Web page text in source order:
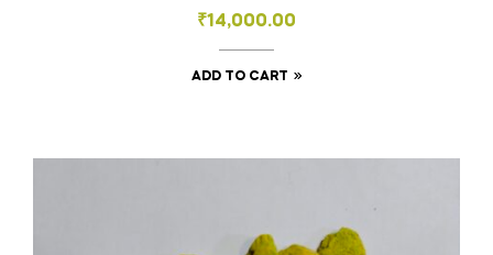
₹14,000.00
ADD TO CART